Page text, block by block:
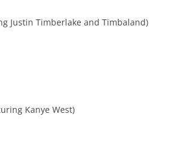
Justin Timberlake and Timbaland)
Kanye West)